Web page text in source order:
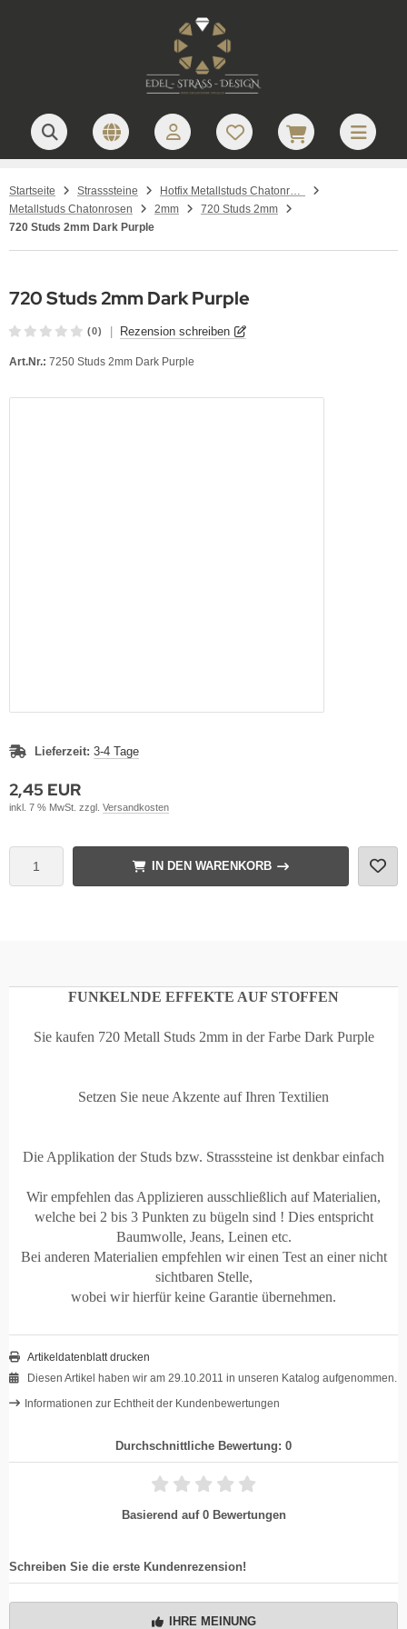
Startseite Strasssteine
Hotfix Metallstuds Chatonrosen – runde Metallstuds zum Aufbügeln
Metallstuds Chatonrosen
2mm
720 Studs 2mm
720 Studs 2mm Dark Purple
720 Studs 2mm Dark Purple
(0) Rezension schreiben
Art.Nr.: 7250 Studs 2mm Dark Purple
Lieferzeit: 3-4 Tage
2,45 EUR
inkl. 7 % MwSt. zzgl. Versandkosten
IN DEN WARENKORB
FUNKELNDE EFFEKTE AUF STOFFEN
Sie kaufen 720 Metall Studs 2mm in der Farbe Dark Purple
Setzen Sie neue Akzente auf Ihren Textilien
Die Applikation der Studs bzw. Strasssteine ist denkbar einfach
Wir empfehlen das Applizieren ausschließlich auf Materialien,
welche bei 2 bis 3 Punkten zu bügeln sind ! Dies entspricht
Baumwolle, Jeans, Leinen etc.
Bei anderen Materialien empfehlen wir einen Test an einer nicht
sichtbaren Stelle,
wobei wir hierfür keine Garantie übernehmen.
Artikeldatenblatt drucken
Diesen Artikel haben wir am 29.10.2011 in unseren Katalog aufgenommen.
Informationen zur Echtheit der Kundenbewertungen
Durchschnittliche Bewertung: 0
Basierend auf 0 Bewertungen
Schreiben Sie die erste Kundenrezension!
IHRE MEINUNG